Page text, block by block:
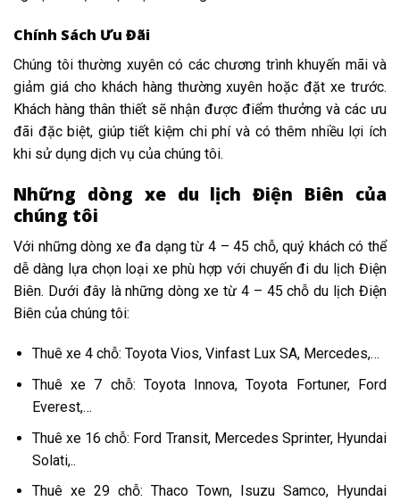
Chính Sách Ưu Đãi
Chúng tôi thường xuyên có các chương trình khuyến mãi và
giảm giá cho khách hàng thường xuyên hoặc đặt xe trước.
Khách hàng thân thiết sẽ nhận được điểm thưởng và các ưu
đãi đặc biệt, giúp tiết kiệm chi phí và có thêm nhiều lợi ích
khi sử dụng dịch vụ của chúng tôi.
Những dòng xe du lịch Điện Biên của
chúng tôi
Với những dòng xe đa dạng từ 4 – 45 chỗ, quý khách có thể
dễ dàng lựa chọn loại xe phù hợp với chuyến đi du lịch Điện
Biên. Dưới đây là những dòng xe từ 4 – 45 chỗ du lịch Điện
Biên của chúng tôi:
Thuê xe 4 chỗ: Toyota Vios, Vinfast Lux SA, Mercedes,…
Thuê xe 7 chỗ: Toyota Innova, Toyota Fortuner, Ford
Everest,…
Thuê xe 16 chỗ: Ford Transit, Mercedes Sprinter, Hyundai
Solati,..
Thuê xe 29 chỗ: Thaco Town, Isuzu Samco, Hyundai